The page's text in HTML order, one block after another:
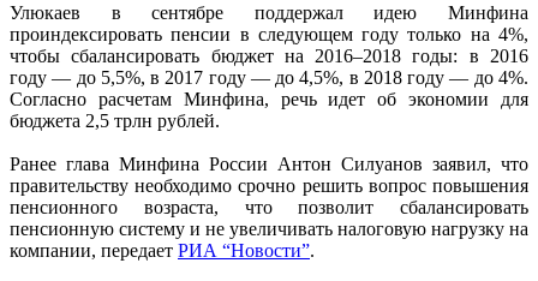
Улюкаев в сентябре поддержал идею Минфина
проиндексировать пенсии в следующем году только на 4%,
чтобы сбалансировать бюджет на 2016–2018 годы: в 2016
году — до 5,5%, в 2017 году — до 4,5%, в 2018 году — до 4%.
Согласно расчетам Минфина, речь идет об экономии для
бюджета 2,5 трлн рублей.
Ранее глава Минфина России Антон Силуанов заявил, что
правительству необходимо срочно решить вопрос повышения
пенсионного возраста, что позволит сбалансировать
пенсионную систему и не увеличивать налоговую нагрузку на
компании, передает РИА “Новости”.